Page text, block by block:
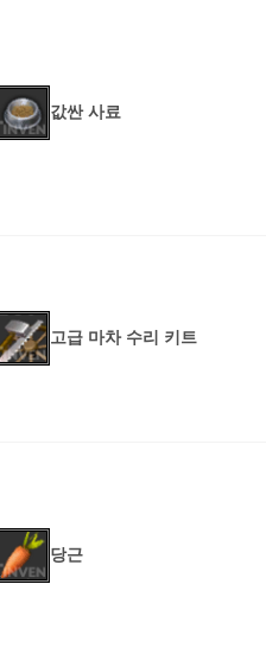
값싼 사료
고급 마차 수리 키트
당근